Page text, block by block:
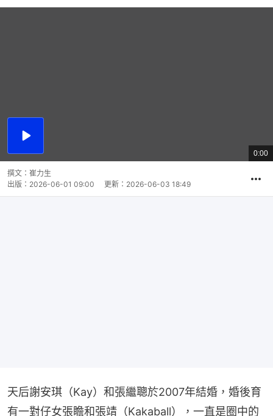
播
片
總
共
0:00
撰文： 崔力生
出版： 2026-06-01 09:00 更新： 2026-06-03 18:49
天后謝安琪（Kay）和張繼聰於2007年結婚，婚後育
有一對仔女張瞻和張靖（Kakaball），一直是圈中的